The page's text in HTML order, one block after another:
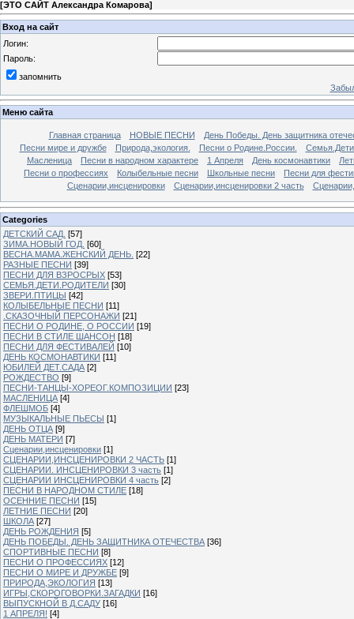
[ЭТО САЙТ Александра Комарова]
Вход на сайт
Логин:
Пароль:
запомнить
Меню сайта
Главная страница НОВЫЕ ПЕСНИ
День Победы. День защитника
Песни мире и дружбе
Природа,экология. Песни о Родине.России.
Масленица
Песни в народном характере 1 Апреля День космонавтики
Песни о профессиях
Колыбельные песни Школьные песни
Песни для
Сценарии,инсценировки
Сценарии,инсценировки 2 часть
Categories
ДЕТСКИЙ САД. [57]
ЗИМА.НОВЫЙ ГОД. [60]
ВЕСНА.МАМА.ЖЕНСКИЙ ДЕНЬ. [22]
РАЗНЫЕ ПЕСНИ [39]
ПЕСНИ ДЛЯ ВЗРОСРЫХ [53]
СЕМЬЯ.ДЕТИ.РОДИТЕЛИ [30]
ЗВЕРИ.ПТИЦЫ [42]
КОЛЫБЕЛЬНЫЕ ПЕСНИ [11]
.СКАЗОЧНЫЙ ПЕРСОНАЖИ [21]
ПЕСНИ О РОДИНЕ, О РОССИИ [19]
ПЕСНИ В СТИЛЕ ШАНСОН [18]
ПЕСНИ ДЛЯ ФЕСТИВАЛЕЙ [10]
ДЕНЬ КОСМОНАВТИКИ [11]
ЮБИЛЕЙ ДЕТ.САДА [2]
РОЖДЕСТВО [9]
ПЕСНИ-ТАНЦЫ-ХОРЕОГ.КОМПОЗИЦИИ [23]
МАСЛЕНИЦА [4]
ФЛЕШМОБ [4]
МУЗЫКАЛЬНЫЕ ПЬЕСЫ [1]
ДЕНЬ ОТЦА [9]
ДЕНЬ МАТЕРИ [7]
Сценарии,инсценировки [1]
СЦЕНАРИИ,ИНСЦЕНИРОВКИ 2 ЧАСТЬ [1]
СЦЕНАРИИ. ИНСЦЕНИРОВКИ 3 часть [1]
СЦЕНАРИИ ИНСЦЕНИРОВКИ 4 часть [2]
ПЕСНИ В НАРОДНОМ СТИЛЕ [18]
ОСЕННИЕ ПЕСНИ [15]
ЛЕТНИЕ ПЕСНИ [20]
ШКОЛА [27]
ДЕНЬ РОЖДЕНИЯ [5]
ДЕНЬ ПОБЕДЫ. ДЕНЬ ЗАЩИТНИКА ОТЕЧЕСТВА [36]
СПОРТИВНЫЕ ПЕСНИ [8]
ПЕСНИ О ПРОФЕССИЯХ [12]
ПЕСНИ О МИРЕ И ДРУЖБЕ [9]
ПРИРОДА,ЭКОЛОГИЯ [13]
ИГРЫ,СКОРОГОВОРКИ.ЗАГАДКИ [16]
ВЫПУСКНОЙ В Д.САДУ [16]
1 АПРЕЛЯ! [4]